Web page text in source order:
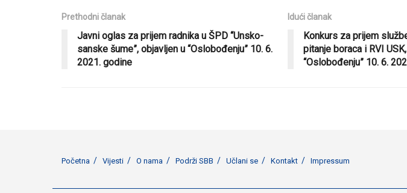
Prethodni članak
Javni oglas za prijem radnika u ŠPD “Unsko-
sanske šume”, objavljen u “Oslobođenju” 10. 6.
2021. godine
Idući članak
Konkurs za prijem
pitanje boraca i RVI
“Oslobođenju” 10. 6.
Početna Vijesti O nama Podrži SBB Učlani se Kontakt Impressum